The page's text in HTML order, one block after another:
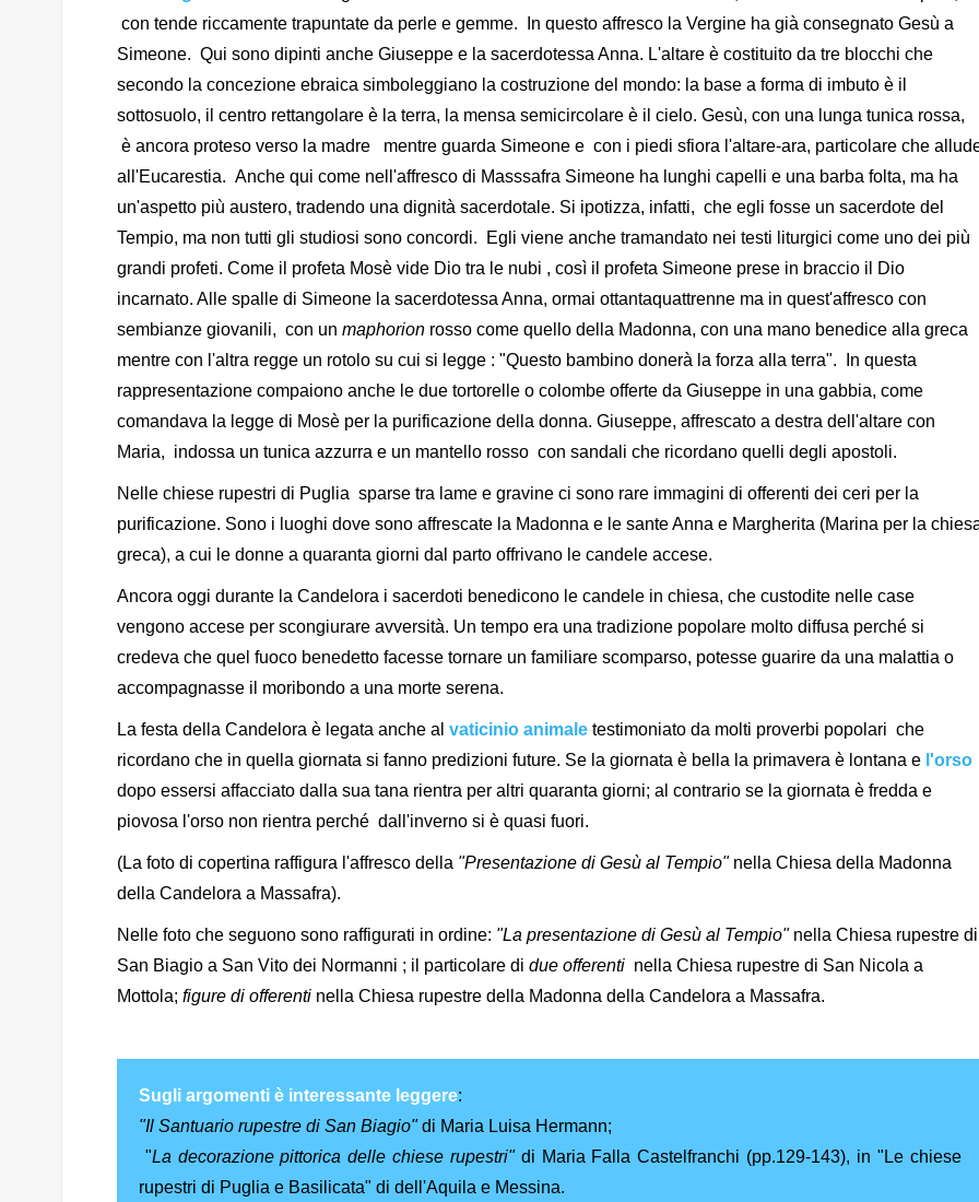
con tende riccamente trapuntate da perle e gemme. In questo affresco la Vergine ha già consegnato Gesù a
Simeone. Qui sono dipinti anche Giuseppe e la sacerdotessa Anna. L'altare è costituito da tre blocchi che
secondo la concezione ebraica simboleggiano la costruzione del mondo: la base a forma di imbuto è il
sottosuolo, il centro rettangolare è la terra, la mensa semicircolare è il cielo. Gesù, con una lunga tunica rossa,
è ancora proteso verso la madre mentre guarda Simeone e con i piedi sfiora l'altare-ara, particolare che
all'Eucarestia. Anche qui come nell'affresco di Masssafra Simeone ha lunghi capelli e una barba folta, ma ha
un'aspetto più austero, tradendo una dignità sacerdotale. Si ipotizza, infatti, che egli fosse un sacerdote del
Tempio, ma non tutti gli studiosi sono concordi. Egli viene anche tramandato nei testi liturgici come uno dei più
grandi profeti. Come il profeta Mosè vide Dio tra le nubi , così il profeta Simeone prese in braccio il Dio
incarnato. Alle spalle di Simeone la sacerdotessa Anna, ormai ottantaquattrenne ma in quest'affresco con
sembianze giovanili, con un maphorion rosso come quello della Madonna, con una mano benedice alla greca
mentre con l'altra regge un rotolo su cui si legge : "Questo bambino donerà la forza alla terra". In questa
rappresentazione compaiono anche le due tortorelle o colombe offerte da Giuseppe in una gabbia, come
comandava la legge di Mosè per la purificazione della donna. Giuseppe, affrescato a destra dell'altare con
Maria, indossa un tunica azzurra e un mantello rosso con sandali che ricordano quelli degli apostoli.
Nelle chiese rupestri di Puglia sparse tra lame e gravine ci sono rare immagini di offerenti dei ceri per la
purificazione. Sono i luoghi dove sono affrescate la Madonna e le sante Anna e Margherita (Marina per la
greca), a cui le donne a quaranta giorni dal parto offrivano le candele accese.
Ancora oggi durante la Candelora i sacerdoti benedicono le candele in chiesa, che custodite nelle case
vengono accese per scongiurare avversità. Un tempo era una tradizione popolare molto diffusa perché si
credeva che quel fuoco benedetto facesse tornare un familiare scomparso, potesse guarire da una malattia o
accompagnasse il moribondo a una morte serena.
La festa della Candelora è legata anche al vaticinio animale testimoniato da molti proverbi popolari che
ricordano che in quella giornata si fanno predizioni future. Se la giornata è bella la primavera è lontana e l'orso
dopo essersi affacciato dalla sua tana rientra per altri quaranta giorni; al contrario se la giornata è fredda e
piovosa l'orso non rientra perché dall'inverno si è quasi fuori.
(La foto di copertina raffigura l'affresco della "Presentazione di Gesù al Tempio"nella Chiesa della Madonna
della Candelora a Massafra).
Nelle foto che seguono sono raffigurati in ordine: "La presentazione di Gesù al Tempio"nella Chiesa rupestre di
San Biagio a San Vito dei Normanni ; il particolare di due offerenti nella Chiesa rupestre di San Nicola a
Mottola; figure di offerenti nella Chiesa rupestre della Madonna della Candelora a Massafra.
Sugli argomenti è interessante leggere:
"Il Santuario rupestre di San Biagio"di Maria Luisa Hermann;
"La decorazione pittorica delle chiese rupestri"di Maria Falla Castelfranchi (pp.129-143), in "Le chiese
rupestri di Puglia e Basilicata" di dell'Aquila e Messina.